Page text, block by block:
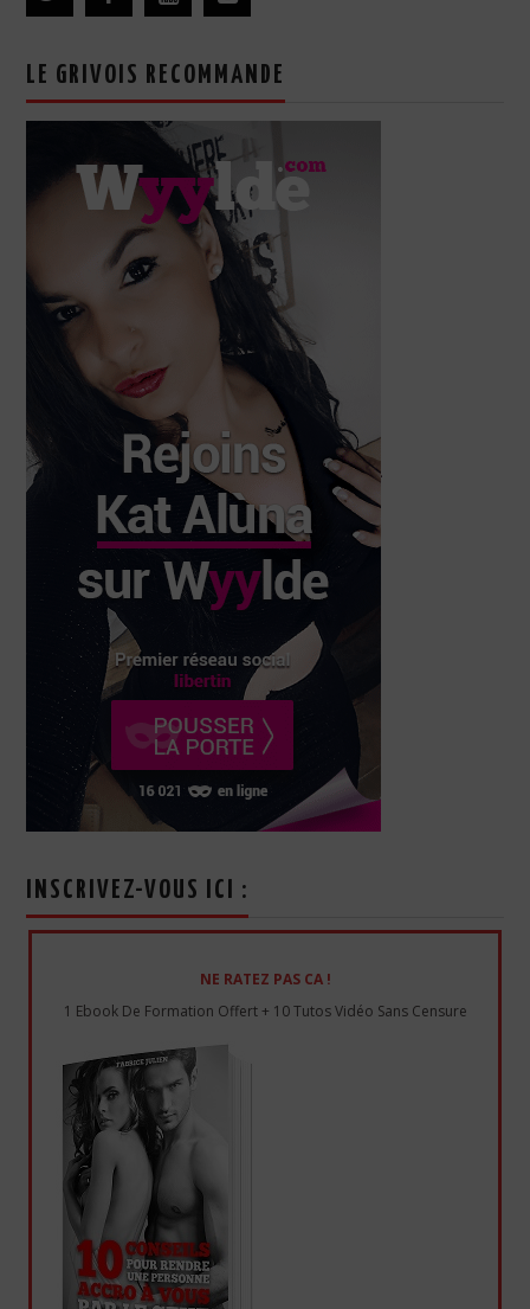
LE GRIVOIS RECOMMANDE
INSCRIVEZ-VOUS ICI :
NE RATEZ PAS CA !
1 Ebook De Formation Offert + 10 Tutos Vidéo Sans Censure